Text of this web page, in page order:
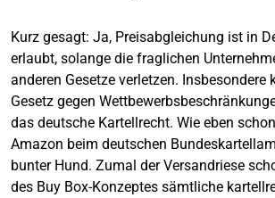
Kurz gesagt: Ja, Preisabgleichung ist in
erlaubt, solange die fraglichen
anderen Gesetze verletzen. Insbesondere
Gesetz gegen
das deutsche Kartellrecht. Wie eben
Amazon beim deutschen
bunter Hund. Zumal der Versandriese
des Buy Box-Konzeptes sämtliche